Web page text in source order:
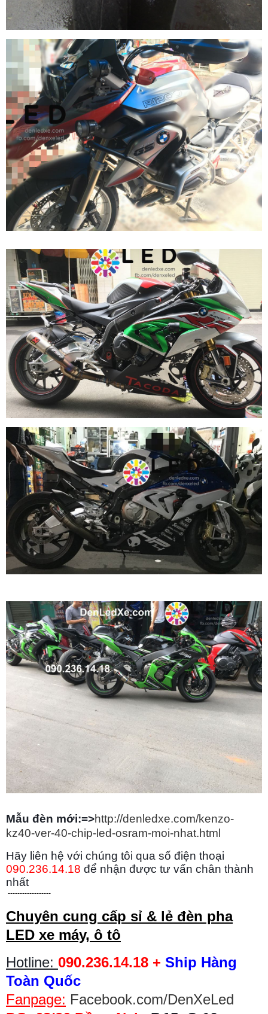
Mẫu đèn mới:=>http://denledxe.com/kenzo-
kz40-ver-40-chip-led-osram-moi-nhat.html
Hãy liên hệ với chúng tôi qua số điện thoại
090.236.14.18 để nhận được tư vấn chân thành
nhất
------------------
Chuyên cung cấp sỉ & lẻ đèn pha
LED xe máy, ô tô
Hotline: 090.236.14.18 + Ship Hàng
Toàn Quốc
Fanpage: Facebook.com/DenXeLed